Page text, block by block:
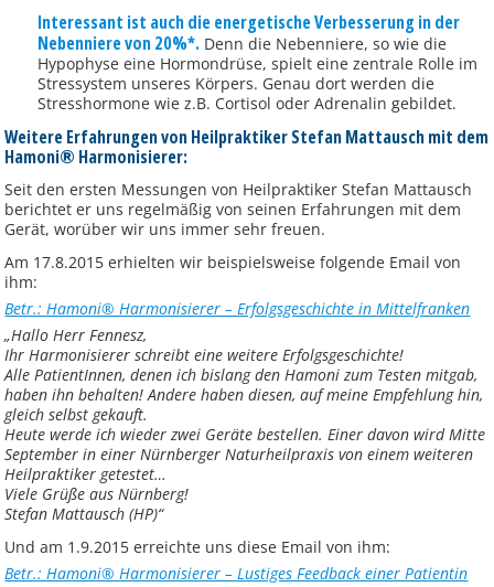
Interessant ist auch die energetische Verbesserung in der
Nebenniere von 20%*. Denn die Nebenniere, so wie die
Hypophyse eine Hormondrüse, spielt eine zentrale Rolle im
Stressystem unseres Körpers. Genau dort werden die
Stresshormone wie z.B. Cortisol oder Adrenalin gebildet.
Weitere Erfahrungen von Heilpraktiker Stefan Mattausch mit dem
Hamoni® Harmonisierer:
Seit den ersten Messungen von Heilpraktiker Stefan Mattausch
berichtet er uns regelmäßig von seinen Erfahrungen mit dem
Gerät, worüber wir uns immer sehr freuen.
Am 17.8.2015 erhielten wir beispielsweise folgende Email von
ihm:
Betr.: Hamoni® Harmonisierer – Erfolgsgeschichte in Mittelfranken
„Hallo Herr Fennesz,
Ihr Harmonisierer schreibt eine weitere Erfolgsgeschichte!
Alle PatientInnen, denen ich bislang den Hamoni zum Testen mitgab,
haben ihn behalten! Andere haben diesen, auf meine Empfehlung hin,
gleich selbst gekauft.
Heute werde ich wieder zwei Geräte bestellen. Einer davon wird Mitte
September in einer Nürnberger Naturheilpraxis von einem weiteren
Heilpraktiker getestet…
Viele Grüße aus Nürnberg!
Stefan Mattausch (HP)“
Und am 1.9.2015 erreichte uns diese Email von ihm:
Betr.: Hamoni® Harmonisierer – Lustiges Feedback einer Patientin